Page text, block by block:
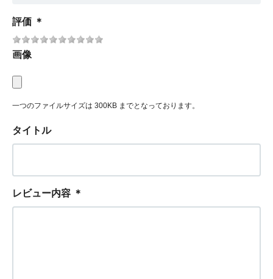
評価 ＊
画像
一つのファイルサイズは 300KB までとなっております。
タイトル
レビュー内容 ＊